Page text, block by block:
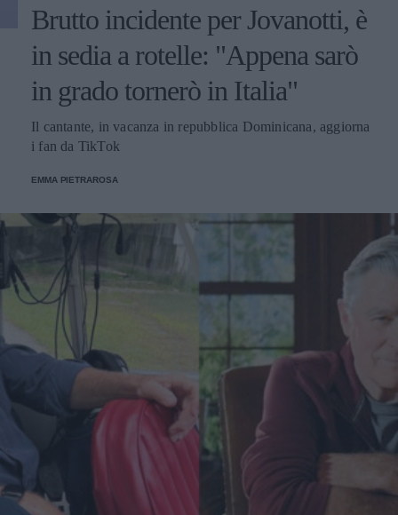
Brutto incidente per Jovanotti, è
in sedia a rotelle: "Appena sarò
in grado tornerò in Italia"
Il cantante, in vacanza in repubblica Dominicana, aggiorna
i fan da TikTok
EMMA PIETRAROSA